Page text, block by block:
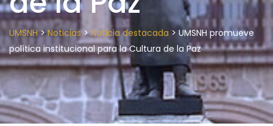
UMSNH>Noticias>Noticia destacada > UMSNH promueve
política institucional para la Cultura de la Paz